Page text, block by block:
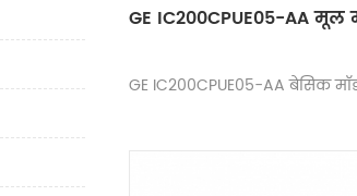
GE IC200CPUE05-AA मूल
GE IC200CPUE05-AA बेसिक